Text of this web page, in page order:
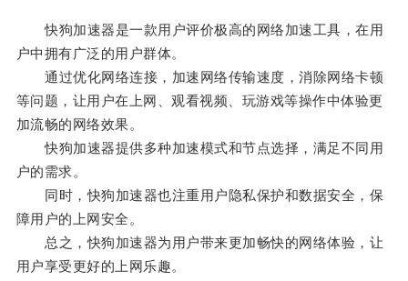
快狗加速器是一款用户评价极高的网络加速工具，在用
户中拥有广泛的用户群体。
通过优化网络连接，加速网络传输速度，消除网络卡顿
等问题，让用户在上网、观看视频、玩游戏等操作中体验更
加流畅的网络效果。
快狗加速器提供多种加速模式和节点选择，满足不同用
户的需求。
同时，快狗加速器也注重用户隐私保护和数据安全，保
障用户的上网安全。
总之，快狗加速器为用户带来更加畅快的网络体验，让
用户享受更好的上网乐趣。